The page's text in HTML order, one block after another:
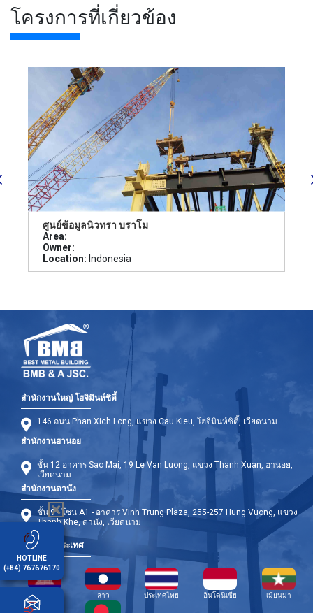
โครงการที่เกี่ยวข้อง
ศูนย์ข้อมูลนิวทรา บราโม
Area:
Owner:
Location: Indonesia
สำนักงานใหญ่ โฮจิมินห์ซิตี้
146 ถนน Phan Xich Long, แขวง Cau Kieu, โฮจิมินห์ซิตี้, เวียดนาม
สำนักงานฮานอย
ชั้น 12 อาคาร Sao Mai, 19 Le Van Luong, แขวง Thanh Xuan, ฮานอย,
เวียดนาม
สำนักงานดานัง
ชั้น 9 - โซน A1 - อาคาร Vinh Trung Plaza, 255-257 Hung Vuong, แขวง
Thanh Khe, ดานัง, เวียดนาม
สาขาต่างประเทศ
กัมพูชา ลาว ประเทศไทย อินโดนีเซีย เมียนมา
HOTLINE
(+84) 767676170